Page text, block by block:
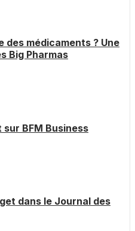
des médicaments ? Une
Big Pharmas
BFM Business
dans le Journal des